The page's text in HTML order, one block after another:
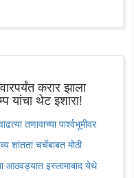
करार झाला
यांचा थेट इशारा!
तणावाच्या पार्श्वभूमीवर
शांतता चर्चेबाबत मोठी
आठवड्यात इस्लामाबाद येथे